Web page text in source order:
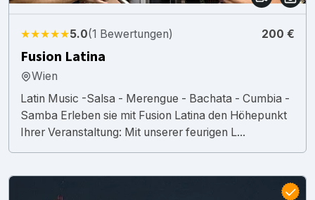
★★★★★5.0(1 Bewertungen) 200 €
Fusion Latina
Wien
Latin Music -Salsa - Merengue - Bachata - Cumbia -
Samba Erleben sie mit Fusion Latina den Höhepunkt
Ihrer Veranstaltung: Mit unserer feurigen L...